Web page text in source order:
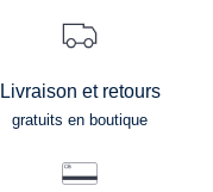
Livraison et retours
gratuits en boutique